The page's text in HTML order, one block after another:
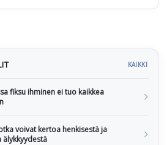
KAIKKI
fiksu ihminen ei tuo kaikkea
voivat kertoa henkisestä ja